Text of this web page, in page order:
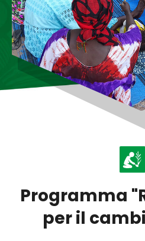
Programma "
peril cambi